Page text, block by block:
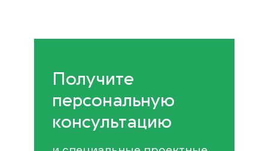
Получите
персональную
консультацию